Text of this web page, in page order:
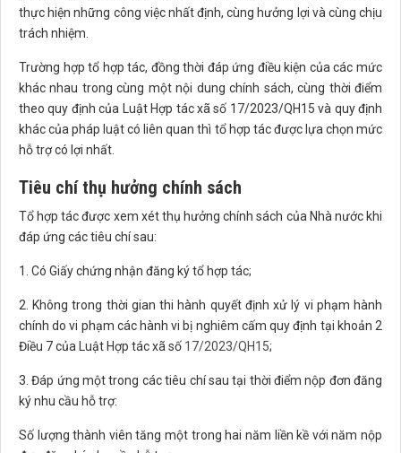
thực hiện những công việc nhất định, cùng hưởng lợi và cùng chịu
trách nhiệm.
Trường hợp tổ hợp tác, đồng thời đáp ứng điều kiện của các mức
khác nhau trong cùng một nội dung chính sách, cùng thời điểm
theo quy định của Luật Hợp tác xã số 17/2023/QH15 và quy định
khác của pháp luật có liên quan thì tổ hợp tác được lựa chọn mức
hỗ trợ có lợi nhất.
Tiêu chí thụ hưởng chính sách
Tổ hợp tác được xem xét thụ hưởng chính sách của Nhà nước khi
đáp ứng các tiêu chí sau:
1. Có Giấy chứng nhận đăng ký tổ hợp tác;
2. Không trong thời gian thi hành quyết định xử lý vi phạm hành
chính do vi phạm các hành vi bị nghiêm cấm quy định tại khoản 2
Điều 7 của Luật Hợp tác xã số 17/2023/QH15;
3. Đáp ứng một trong các tiêu chí sau tại thời điểm nộp đơn đăng
ký nhu cầu hỗ trợ:
Số lượng thành viên tăng một trong hai năm liền kề với năm nộp